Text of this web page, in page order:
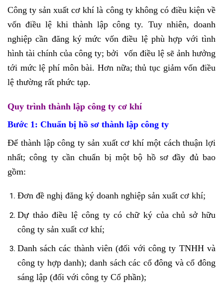
Công ty sản xuất cơ khí là công ty không có điều kiện về
vốn điều lệ khi thành lập công ty. Tuy nhiên, doanh
nghiệp cần đăng ký mức vốn điều lệ phù hợp với tình
hình tài chính của công ty; bởi vốn điều lệ sẽ ảnh hưởng
tới mức lệ phí môn bài. Hơn nữa; thủ tục giảm vốn điều
lệ thường rất phức tạp.
Quy trình thành lập công ty cơ khí
Bước 1: Chuẩn bị hồ sơ thành lập công ty
Để thành lập công ty sản xuất cơ khí một cách thuận lợi
nhất; công ty cần chuẩn bị một bộ hồ sơ đầy đủ bao
gồm:
Đơn đề nghị đăng ký doanh nghiệp sản xuất cơ khí;
Dự thảo điều lệ công ty có chữ ký của chủ sở hữu
công ty sản xuất cơ khí;
Danh sách các thành viên (đối với công ty TNHH và
công ty hợp danh); danh sách các cổ đông và cổ đông
sáng lập (đối với công ty Cổ phần);